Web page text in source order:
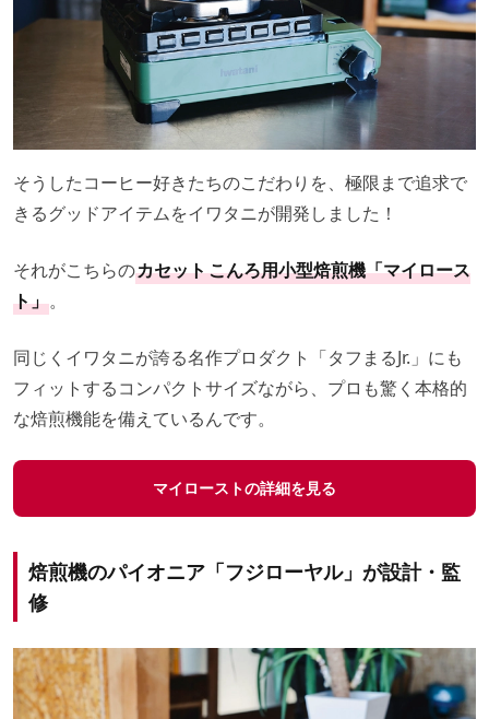
そうしたコーヒー好きたちのこだわりを、極限まで追求で
きるグッドアイテムをイワタニが開発しました！
それがこちらのカセットこんろ用小型焙煎機「マイロース
ト」。
同じくイワタニが誇る名作プロダクト「タフまるJr.」にも
フィットするコンパクトサイズながら、プロも驚く本格的
な焙煎機能を備えているんです。
マイローストの詳細を見る
焙煎機のパイオニア「フジローヤル」が設計・監
修